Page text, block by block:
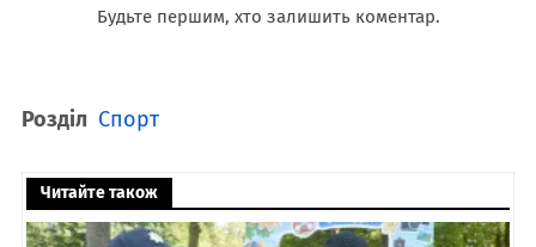
Будьте першим, хто залишить коментар.
Розділ Спорт
Читайте також